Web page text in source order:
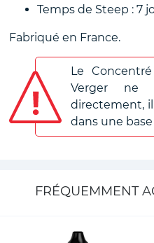
Temps de Steep : 7
Fabriqué en France.
Le
Verger ne
directement,
dans une base
FRÉQUEMMENT